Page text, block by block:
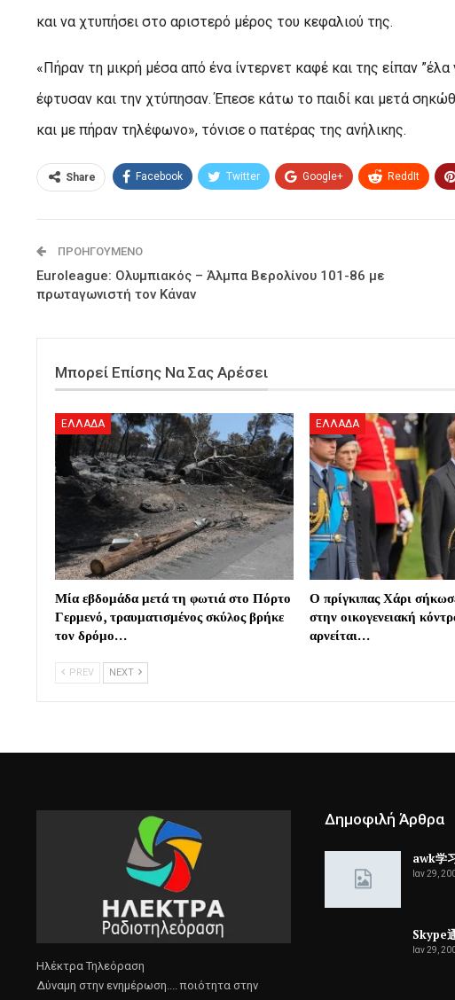
και να χτυπήσει στο αριστερό μέρος του κεφαλιού της.
«Πήραν τη μικρή μέσα από ένα ίντερνετ καφέ και της είπαν
έφτυσαν και την χτύπησαν. Έπεσε κάτω το παιδί και μετά
και με πήραν τηλέφωνο», τόνισε ο πατέρας της ανήλικης.
Share Facebook Twitter Google+ ReddIt
ΠΡΟΗΓΟΎΜΕΝΟ
Euroleague: Ολυμπιακός – Άλμπα Βερολίνου 101-86 με
πρωταγωνιστή τον Κάναν
Μπορεί Επίσης Να Σας Αρέσει
ΕΛΛΑΔΑ
Μία εβδομάδα μετά τη φωτιά στο Πόρτο
Γερμενό, τραυματισμένος σκύλος βρήκε
τον δρόμο…
ΕΛΛΑΔΑ
Ο πρίγκιπας Χάρι
στην οικογενειακή
αρνείται…
PREV NEXT
Ηλέκτρα Τηλεόραση
Δύναμη στην ενημέρωση.... ποιότητα στην
Δημοφιλή Άρθρα
awk学
Ιαν 29,
Skype
Ιαν 29,